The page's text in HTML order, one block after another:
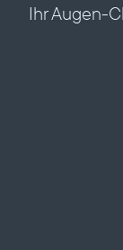
Ihr Augen-